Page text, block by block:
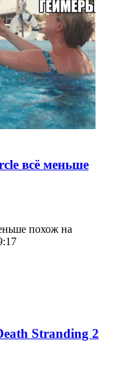
всё меньше
похож на
Stranding 2